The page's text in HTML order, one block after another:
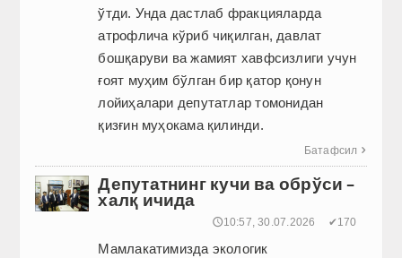
ўтди. Унда дастлаб фракцияларда
атрофлича кўриб чиқилган, давлат
бошқаруви ва жамият хавфсизлиги учун
ғоят муҳим бўлган бир қатор қонун
лойиҳалари депутатлар томонидан
қизғин муҳокама қилинди.
Батафсил 
Депутатнинг кучи ва обрўси –
халқ ичида
🕔10:57, 30.07.2026 ✔170
Мамлакатимизда экологик